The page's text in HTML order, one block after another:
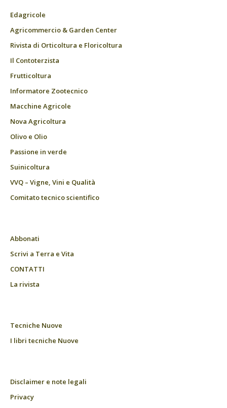
Edagricole
Agricommercio & Garden Center
Rivista di Orticoltura e Floricoltura
Il Contoterzista
Frutticoltura
Informatore Zootecnico
Macchine Agricole
Nova Agricoltura
Olivo e Olio
Passione in verde
Suinicoltura
VVQ – Vigne, Vini e Qualità
Comitato tecnico scientifico
Abbonati
Scrivi a Terra e Vita
CONTATTI
La rivista
Tecniche Nuove
I libri tecniche Nuove
Disclaimer e note legali
Privacy